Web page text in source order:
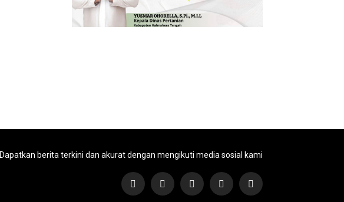
Dapatkan berita terkini dan akurat dengan mengikuti media sosial kami